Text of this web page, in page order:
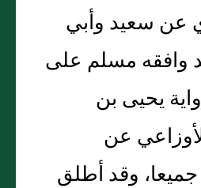
عن سعيد وأبي
وافقه مسلم على
يحيى بن
عن
وقد أطلق